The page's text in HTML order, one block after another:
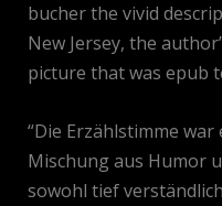
bucher the vivid
New Jersey, the
picture that was epub
“Die Erzählstimme
Mischung aus Humor
sowohl tief